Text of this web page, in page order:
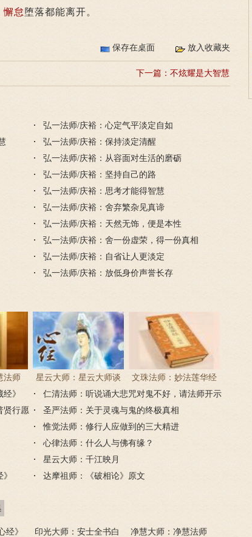
懈怠堕落都能离开。
保存在桌面 放入收藏夹
下一篇： 不炫耀是大智慧
弘一法师/庆裕：心定气平淡定自如
弘一法师/庆裕：保持淡定清醒
弘一法师/庆裕：从容面对生活的磨砺
弘一法师/庆裕：坚持自己的路
弘一法师/庆裕：思考才能得智慧
弘一法师/庆裕：舍弃繁杂见真谛
弘一法师/庆裕：天然无饰，便是本性
弘一法师/庆裕：舍一份虚荣，得一份真相
弘一法师/庆裕：自省让人更淡定
弘一法师/庆裕：放低身价声誉长存
法师
译
星云大师：星云大师谈
《心经》
文珠法师：妙法莲华经
》
仁清法师：听说诵大悲咒对鬼不好，请法师开示
贤行愿
圣严法师：关于灵魂与鬼的终极真相
惟觉法师：修行人应做到的三大精进
心律法师：什么人与佛有缘？
星云大师：千江映月
达摩祖师：《破相论》原文
经》
印光大师：安士全书白
净慧大师：净慧法师